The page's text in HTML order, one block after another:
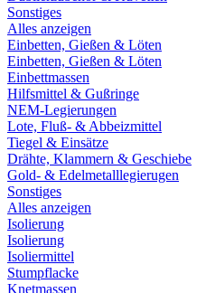
Sonstiges
Alles anzeigen
Einbetten, Gießen & Löten
Einbetten, Gießen & Löten
Einbettmassen
Hilfsmittel & Gußringe
NEM-Legierungen
Lote, Fluß- & Abbeizmittel
Tiegel & Einsätze
Drähte, Klammern & Geschiebe
Gold- & Edelmetalllegierugen
Sonstiges
Alles anzeigen
Isolierung
Isolierung
Isoliermittel
Stumpflacke
Knetmassen